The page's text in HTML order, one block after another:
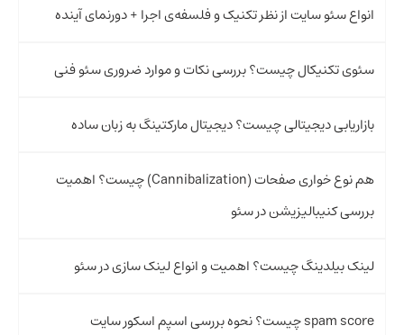
انواع سئو سایت از نظر تکنیک و فلسفه‌ی اجرا + دورنمای آینده
سئوی تکنیکال چیست؟ بررسی نکات و موارد ضروری سئو فنی
بازاریابی دیجیتالی چیست؟ دیجیتال مارکتینگ به زبان ساده
هم‌ نوع‌ خواری صفحات (Cannibalization) چیست؟ اهمیت
بررسی کنیبالیزیشن در سئو
لینک بیلدینگ چیست؟ اهمیت و انواع لینک سازی در سئو
spam score چیست؟ نحوه بررسی اسپم اسکور سایت